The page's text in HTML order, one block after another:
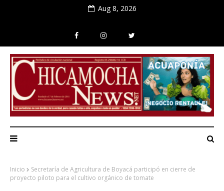
Aug 8, 2026
Inicio
Secretaría de Agricultura de Boyacá participó en cierre de
proyecto piloto para el cultivo orgánico de tomate